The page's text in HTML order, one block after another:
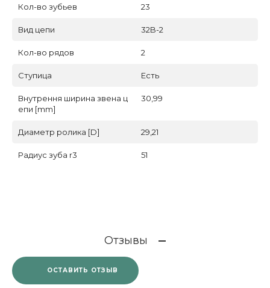
Кол-во зубьев 23
Вид цепи 32B-2
Кол-во рядов 2
Ступица Есть
Внутрення ширина звена ц
епи [mm]
30,99
Диаметр ролика [D] 29,21
Радиус зуба r3 51
Отзывы
ОСТАВИТЬ ОТЗЫВ